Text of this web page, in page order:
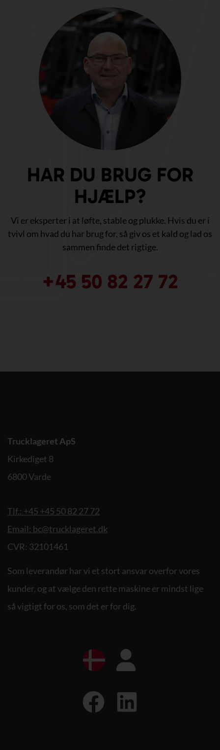
HAR DU BRUG FOR
HJÆLP?
Vi er eksperter i at løfte, stable og plukke. Hvis du er i
tvivl om hvad du har brug for, så giv os et kald og lad os
sammen finde det rigtige.
+45 50 82 27 72
Trucklageret ApS
Kirkediget 8
6800 Varde
Tlf.: +45 +45 50 82 27 72
Email: bc@trucklageret.dk
CVR: 32101461
Som leverandør har vi et stort ansvar overfor vores
kunder, og at vælge den rette maskine er mindst lige
så vigtigt for os, som det er for dig.